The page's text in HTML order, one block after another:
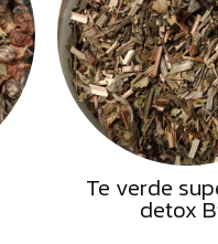
Te verde
detox